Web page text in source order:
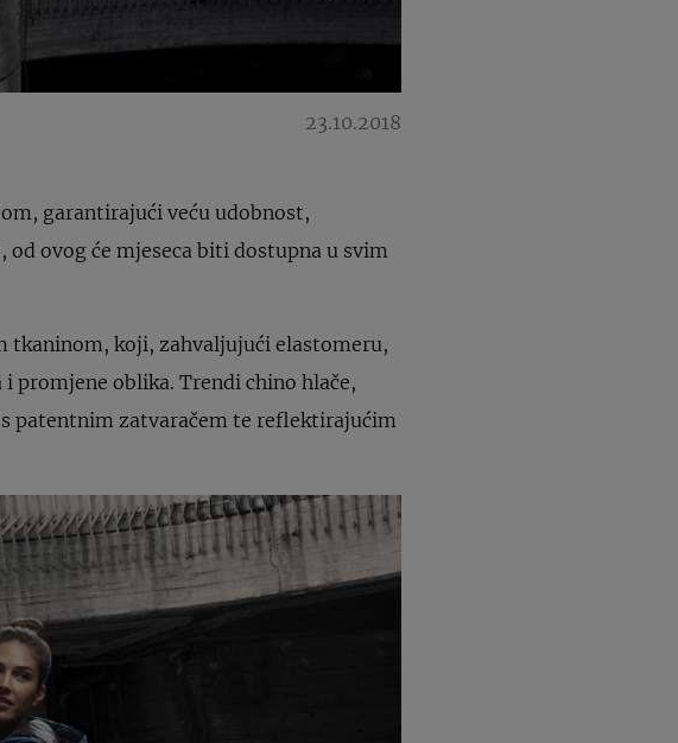
23.10.2018
garantirajući veću udobnost,
ovog će mjeseca biti dostupna u svim
tkaninom, koji, zahvaljujući elastomeru,
promjene oblika. Trendi chino hlače,
patentnim zatvaračem te reflektirajućim